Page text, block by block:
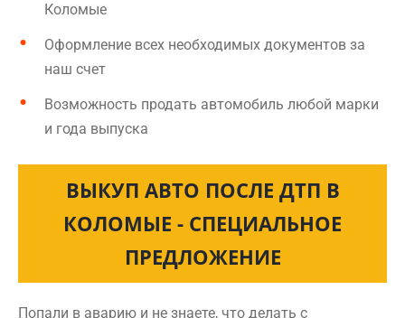
Коломые
Оформление всех необходимых документов за
наш счет
Возможность продать автомобиль любой марки
и года выпуска
ВЫКУП АВТО ПОСЛЕ ДТП В
КОЛОМЫЕ - СПЕЦИАЛЬНОЕ
ПРЕДЛОЖЕНИЕ
Попали в аварию и не знаете, что делать с